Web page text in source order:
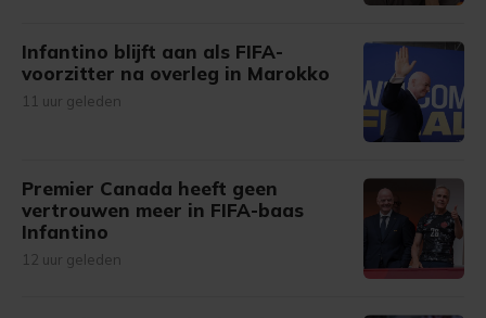
Infantino blijft aan als FIFA-
voorzitter na overleg in Marokko
11 uur geleden
Premier Canada heeft geen
vertrouwen meer in FIFA-baas
Infantino
12 uur geleden